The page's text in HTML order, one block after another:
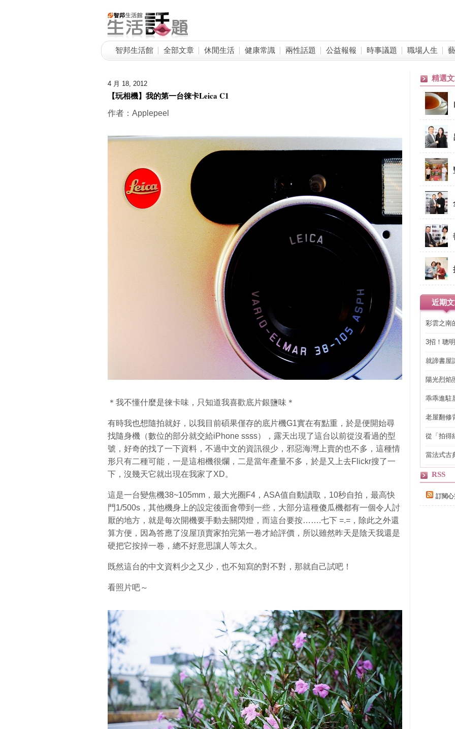
智邦生活館 全部文章 休閒生活 健康常識 兩性話題 公益報報 時事議題 職場人生
4 月 18, 2012
【玩相機】我的第一台徠卡Leica C1
作者：Applepeel
＊我不懂什麼是徠卡味，只知道我喜歡底片銀鹽味＊
有時我也想隨拍就好，以我目前碩果僅存的底片機G1實在有點重，於是便開始尋
找隨身機（數位的部分就交給iPhone ssss），露天出現了這台以前從沒看過的型
號，好奇的找了一下資料，不過中文的資訊很少，邪惡海灣上賣的也不多，這種情
形只有二種可能，一是這相機很爛，二是當年產量不多，於是又上去Flickr搜了一
下，沒幾天它就出現在我家了XD。
這是一台變焦機38~105mm，最大光圈F4，ASA值自動讀取，10秒自拍，最高快
門1/500s，其他機身上的設定後面會帶到一些，大部分這種傻瓜機都有一個令人討
厭的地方，就是每次開機要手動去關閃燈，而這台要按…….七下 =.=，除此之外還
算方便，因為答應了沒屋頂賣家拍完第一卷才給評價，所以雖然昨天是陰天我還是
硬把它按掉一卷，總不好意思讓人等太久。
既然這台的中文資料少之又少，也不知寫的對不對，那就自己試吧！
看照片吧～
精選
近期
彩雲之南
3招！聰
就諦書屋
陽光烈焰
乖乖進駐
老屋翻修
從「拍得
當法式古
RSS
訂閱